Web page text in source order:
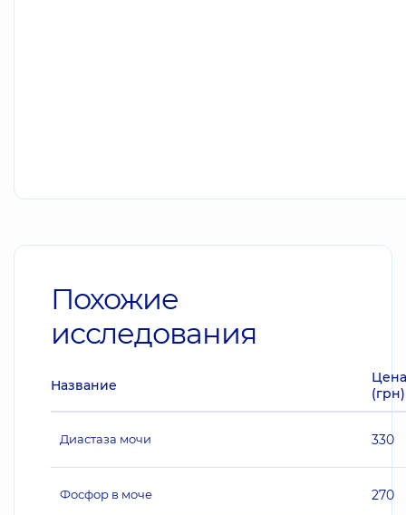
Похожие
исследования
Название
Цена
(грн)
Диастаза мочи 330
Фосфор в моче 270